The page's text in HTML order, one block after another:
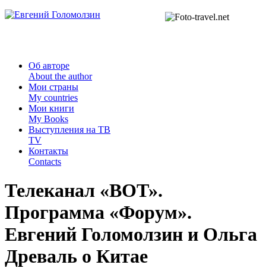
Об авторе
About the author
Мои страны
My countries
Мои книги
My Books
Выступления на ТВ
TV
Контакты
Contacts
Телеканал «ВОТ».
Программа «Форум».
Евгений Голомолзин и Ольга
Древаль о Китае